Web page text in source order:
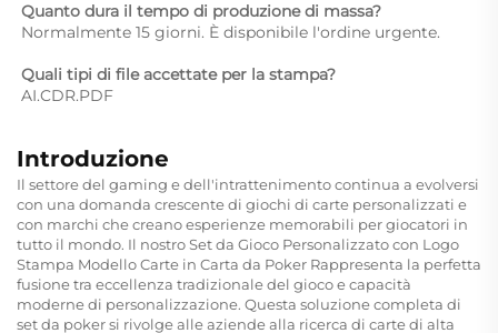
Quanto dura il tempo di produzione di massa?
Normalmente 15 giorni. È disponibile l'ordine urgente.
Quali tipi di file accettate per la stampa?
AI.CDR.PDF
Introduzione
Il settore del gaming e dell'intrattenimento continua a evolversi
con una domanda crescente di giochi di carte personalizzati e
con marchi che creano esperienze memorabili per giocatori in
tutto il mondo. Il nostro Set da Gioco Personalizzato con Logo
Stampa Modello Carte in Carta da Poker Rappresenta la perfetta
fusione tra eccellenza tradizionale del gioco e capacità
moderne di personalizzazione. Questa soluzione completa di
set da poker si rivolge alle aziende alla ricerca di carte di alta